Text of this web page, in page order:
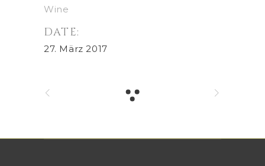
Wine
DATE:
27. März 2017